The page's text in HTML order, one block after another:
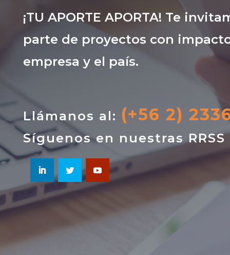
¡TU APORTE APORTA! Te
parte de proyectos con
empresa y el país.
Llámanos al: (+56 2)
Síguenos en nuestras RRSS